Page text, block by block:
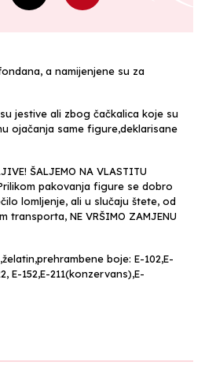
a namijenjene su za
jestive ali zbog čačkalica koje su
ojačanja same figure,deklarisane
ŠALJEMO NA VLASTITU
pakovanja figure se dobro
lomljenje, ali u slučaju štete, od
transporta, NE VRŠIMO ZAMJENU
boje: E-102,E-
E-152,E-211(konzervans),E-